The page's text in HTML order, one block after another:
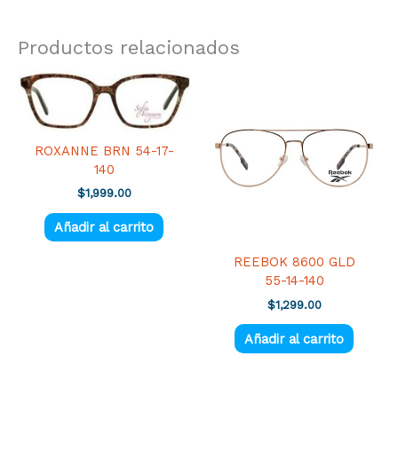
Productos relacionados
ROXANNE BRN 54-17-
140
$1,999.00
Añadir al carrito
REEBOK 8600 GLD
55-14-140
$1,299.00
Añadir al carrito